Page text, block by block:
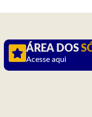
ÁREA DOS
Acesse aqui